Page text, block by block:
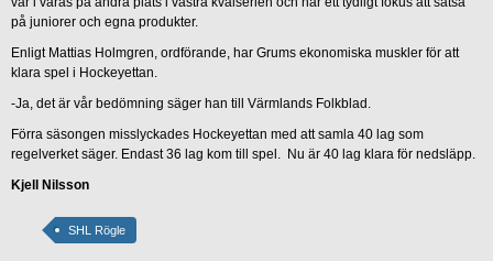
på juniorer och egna produkter.
Enligt Mattias Holmgren, ordförande, har Grums ekonomiska muskler för att
klara spel i Hockeyettan.
-Ja, det är vår bedömning säger han till Värmlands Folkblad.
Förra säsongen misslyckades Hockeyettan med att samla 40 lag som
regelverket säger. Endast 36 lag kom till spel. Nu är 40 lag klara för nedsläpp.
Kjell Nilsson
SHL Rögle